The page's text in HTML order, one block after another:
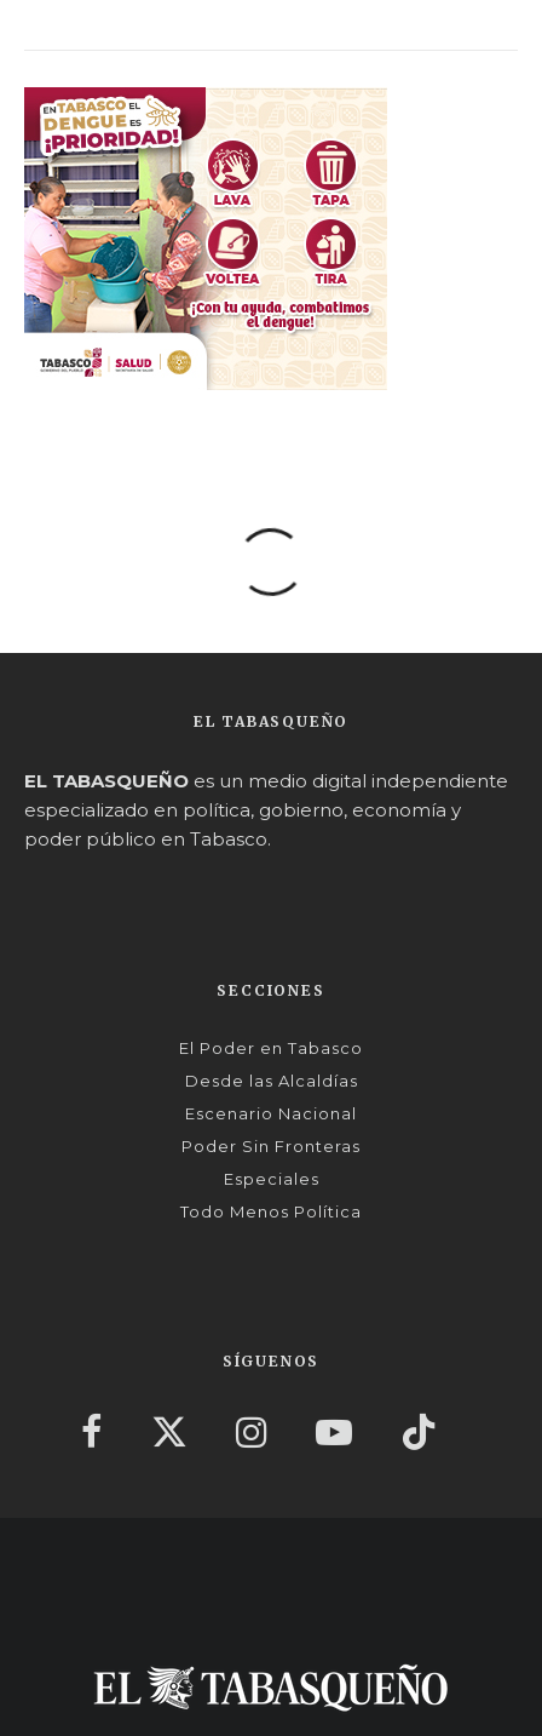
EL TABASQUEÑO
EL TABASQUEÑO es un medio digital independiente
especializado en política, gobierno, economía y
poder público en Tabasco.
SECCIONES
El Poder en Tabasco
Desde las Alcaldías
Escenario Nacional
Poder Sin Fronteras
Especiales
Todo Menos Política
SÍGUENOS